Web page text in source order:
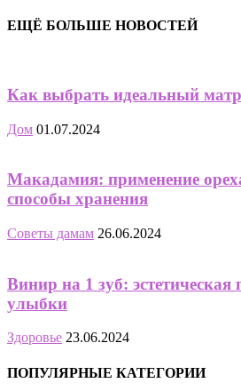
ЕЩЁ БОЛЬШЕ НОВОСТЕЙ
Как выбрать идеальный
Дом 01.07.2024
Макадамия: применение
способы хранения
Советы дамам 26.06.2024
Винир на 1 зуб: эстетическая
улыбки
Здоровье 23.06.2024
ПОПУЛЯРНЫЕ КАТЕГОРИИ